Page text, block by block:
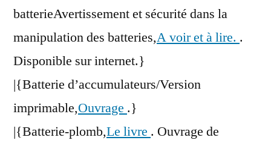
batterieAvertissement et sécurité dans la
manipulation des batteries,A voir et à lire. .
Disponible sur internet.}
|{Batterie d’accumulateurs/Version
imprimable,Ouvrage .}
|{Batterie-plomb,Le livre . Ouvrage de